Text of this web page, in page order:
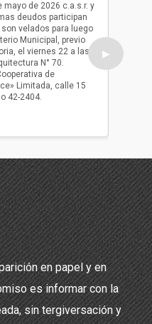
mayo de 2026 c.a.s.r. y
deudos participan
velados para luego
Municipal, previo
el viernes 22 a las
N° 70.
de
Limitada, calle 15
42-2404.
ser
oficio
▶
en papel y en
es informar con la
sin tergiversación y